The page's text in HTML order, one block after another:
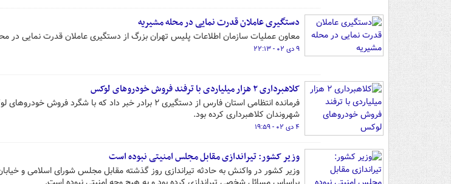
دستگیری عاملان قدرت نمایی در محله مشیریه
معاون عملیات سازمان اطلاعات پلیس تهران بزرگ از دستگیری عاملان قدرت نمایی در
۹ دی ۰۲ - ۲۲:۱۳
کلاهبرداری ۲ هزار میلیاردی با ترفند فروش خودروهای لوکس
شهروندان کلاهبرداری کرده بود.
۴ دی ۰۲ - ۱۹:۵۹
وزیر کشور: تیراندازی مقابل مجلس امنیتی نبوده است
وزیر کشور در واکنش به حادثه تیراندازی روز گذشته مقابل مجلس شورای اسلامی و